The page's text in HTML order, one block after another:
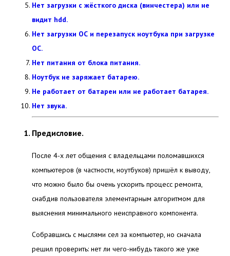
Нет загрузки с жёсткого диска (винчестера) или не
видит hdd.
Нет загрузки ОС и перезапуск ноутбука при загрузке
ОС.
Нет питания от блока питания.
Ноутбук не заряжает батарею.
Не работает от батареи или не работает батарея.
Нет звука.
Предисловие.
После 4-х лет общения с владельцами поломавшихся
компьютеров (в частности, ноутбуков) пришёл к выводу,
что можно было бы очень ускорить процесс ремонта,
снабдив пользователя элементарным алгоритмом для
выяснения минимального неисправного компонента.
Собравшись с мыслями сел за компьютер, но сначала
решил проверить: нет ли чего-нибудь такого же уже